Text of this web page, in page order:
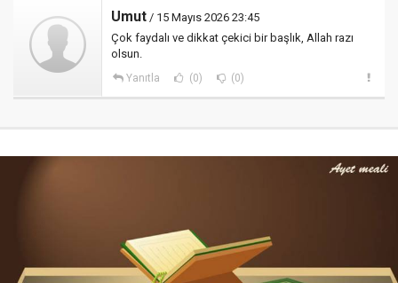
Umut / 15 Mayıs 2026 23:45
Çok faydalı ve dikkat çekici bir başlık, Allah razı
olsun.
Yanıtla (0) (0)